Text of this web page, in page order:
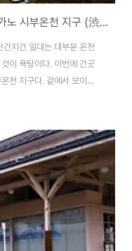
[일본] 센과 치히로의 배경이 된 곳 나가노 시부온천 지구 (渋温泉)
지간 일대는 대부분 온천
이 욕탕이다. 이번에 간곳
천 지구다. 겉에서 보이는
,입구에 다다르면 꽤 아기
놓았다.덕분에 숙박객들은
란 탕은 제다 들어가 볼수
도 500엔에 특전을 주어 같
없어 보였다. - _- 물론 내가